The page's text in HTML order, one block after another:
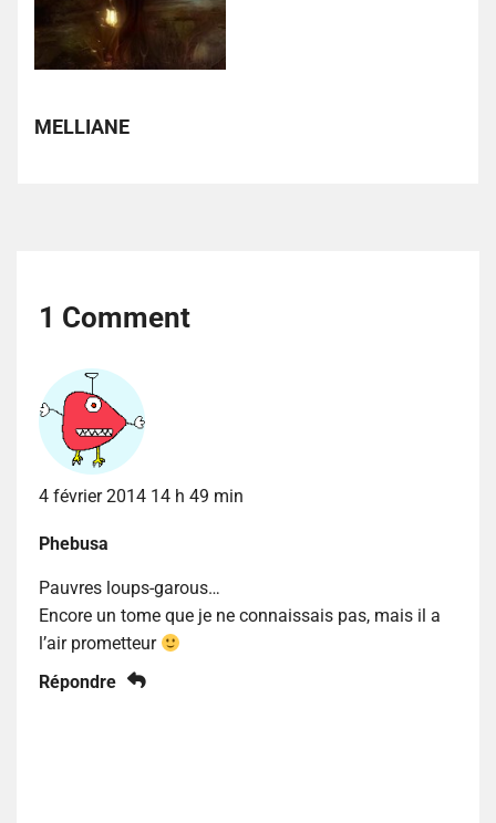
MELLIANE
1 Comment
4 février 2014 14 h 49 min
Phebusa
Pauvres loups-garous…
Encore un tome que je ne connaissais pas, mais il a
l’air prometteur
Répondre